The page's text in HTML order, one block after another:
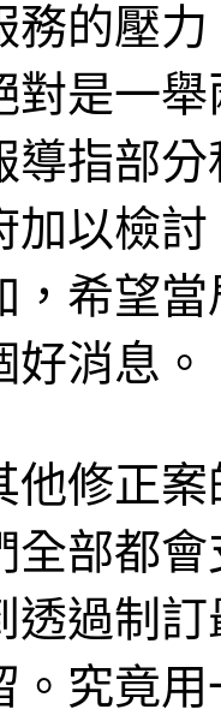
務的壓
對是一
導指部
加以檢
，希望
消息。
他修正
全部都
透過制
。究竟